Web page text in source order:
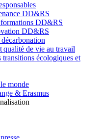
DD&RS
DD&RS
DD&RS
qualité de vie au travail
écologiques et
monde
& Erasmus